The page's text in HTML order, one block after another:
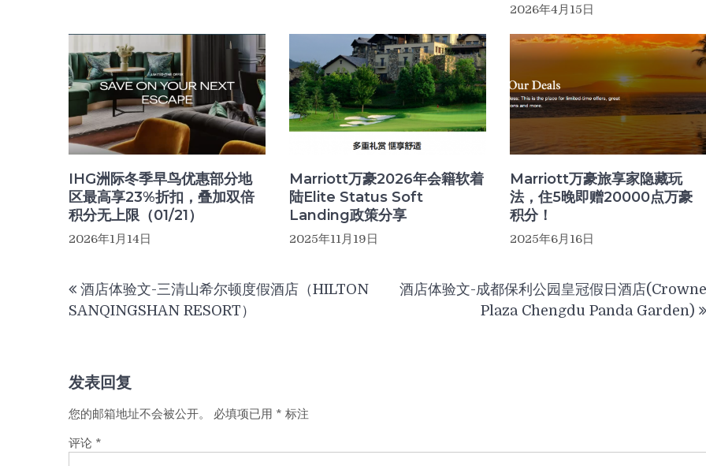
2026年4月15日
IHG洲际冬季早鸟优惠部分地
区最高享23%折扣，叠加双倍
积分无上限（01/21）
2026年1月14日
Marriott万豪2026年会籍软着
陆Elite Status Soft
Landing政策分享
2025年11月19日
Marriott万豪旅享家隐藏玩
法，住5晚即赠20000点万豪
积分！
2025年6月16日
章
酒店体验文-三清山希尔顿度假酒店（HILTON
SANQINGSHAN RESORT）
酒店体验文-成都保利公园皇冠假日酒店(Crowne
Plaza Chengdu Panda Garden)
发表回复
您的邮箱地址不会被公开。 必填项已用 * 标注
评论 *